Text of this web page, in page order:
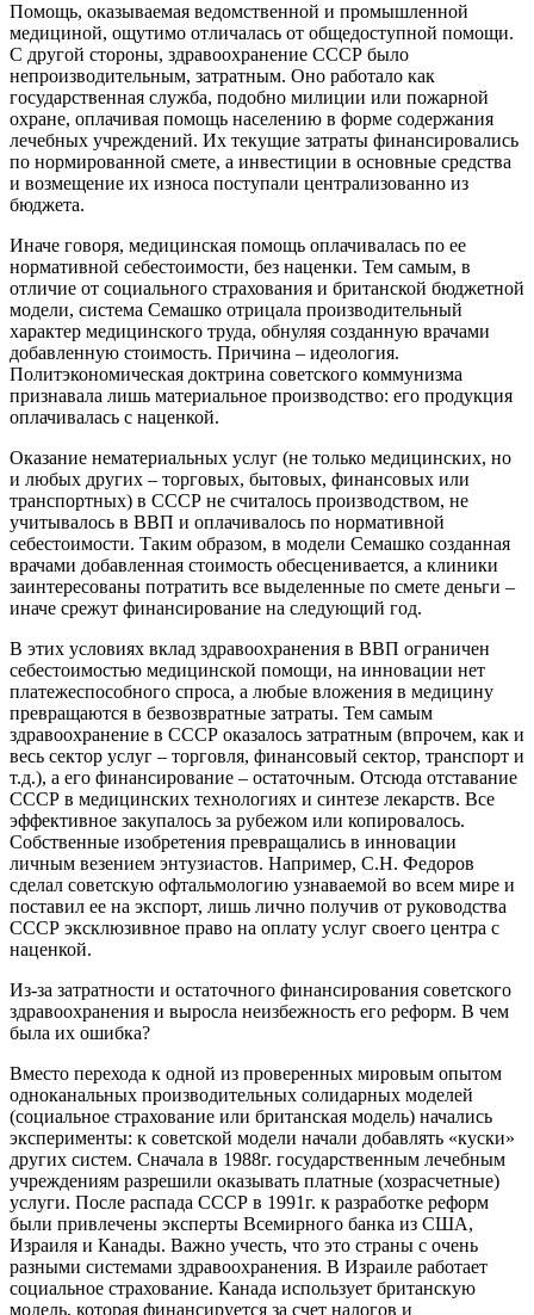
Помощь, оказываемая ведомственной и промышленной
медициной, ощутимо отличалась от общедоступной помощи.
С другой стороны, здравоохранение СССР было
непроизводительным, затратным. Оно работало как
государственная служба, подобно милиции или пожарной
охране, оплачивая помощь населению в форме содержания
лечебных учреждений. Их текущие затраты финансировались
по нормированной смете, а инвестиции в основные средства
и возмещение их износа поступали централизованно из
бюджета.
Иначе говоря, медицинская помощь оплачивалась по ее
нормативной себестоимости, без наценки. Тем самым, в
отличие от социального страхования и британской бюджетной
модели, система Семашко отрицала производительный
характер медицинского труда, обнуляя созданную врачами
добавленную стоимость. Причина – идеология.
Политэкономическая доктрина советского коммунизма
признавала лишь материальное производство: его продукция
оплачивалась с наценкой.
Оказание нематериальных услуг (не только медицинских, но
и любых других – торговых, бытовых, финансовых или
транспортных) в СССР не считалось производством, не
учитывалось в ВВП и оплачивалось по нормативной
себестоимости. Таким образом, в модели Семашко созданная
врачами добавленная стоимость обесценивается, а клиники
заинтересованы потратить все выделенные по смете деньги –
иначе срежут финансирование на следующий год.
В этих условиях вклад здравоохранения в ВВП ограничен
себестоимостью медицинской помощи, на инновации нет
платежеспособного спроса, а любые вложения в медицину
превращаются в безвозвратные затраты. Тем самым
здравоохранение в СССР оказалось затратным (впрочем, как и
весь сектор услуг – торговля, финансовый сектор, транспорт и
т.д.), а его финансирование – остаточным. Отсюда отставание
СССР в медицинских технологиях и синтезе лекарств. Все
эффективное закупалось за рубежом или копировалось.
Собственные изобретения превращались в инновации
личным везением энтузиастов. Например, С.Н. Федоров
сделал советскую офтальмологию узнаваемой во всем мире и
поставил ее на экспорт, лишь лично получив от руководства
СССР эксклюзивное право на оплату услуг своего центра с
наценкой.
Из-за затратности и остаточного финансирования советского
здравоохранения и выросла неизбежность его реформ. В чем
была их ошибка?
Вместо перехода к одной из проверенных мировым опытом
одноканальных производительных солидарных моделей
(социальное страхование или британская модель) начались
эксперименты: к советской модели начали добавлять «куски»
других систем. Сначала в 1988г. государственным лечебным
учреждениям разрешили оказывать платные (хозрасчетные)
услуги. После распада СССР в 1991г. к разработке реформ
были привлечены эксперты Всемирного банка из США,
Израиля и Канады. Важно учесть, что это страны с очень
разными системами здравоохранения. В Израиле работает
социальное страхование. Канада использует британскую
модель, которая финансируется за счет налогов и